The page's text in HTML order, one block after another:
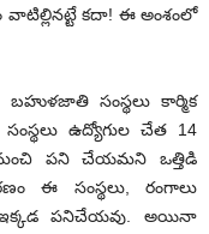
వాటిల్లినట్టే కదా! ఈ అంశంలో
సంస్థలు కార్మిక
ఉద్యోగుల చేత 14
పని చేయమని ఒత్తిడి
ఈ సంస్థలు, రంగాలు
పనిచేయవు. అయినా